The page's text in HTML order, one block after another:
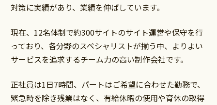
対策に実績があり、業績を伸ばしています。
現在、12名体制で約300サイトのサイト運営や保守を行
っており、各分野のスペシャリストが揃う中、よりよい
サービスを追求するチーム力の高い制作会社です。
正社員は1日7時間、パートはご希望に合わせた勤務で、
緊急時を除き残業はなく、有給休暇の使用や育休の取得